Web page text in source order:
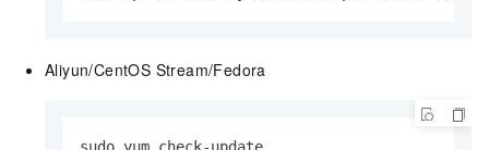
Aliyun/CentOS Stream/Fedora